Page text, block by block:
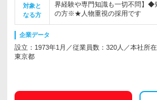
対象と
なる方
界経験や専門知識も一切不問】
の方※★人物重視の採用です
企業データ
設立：1973年1月／従業員数：320人／本社所在
東京都